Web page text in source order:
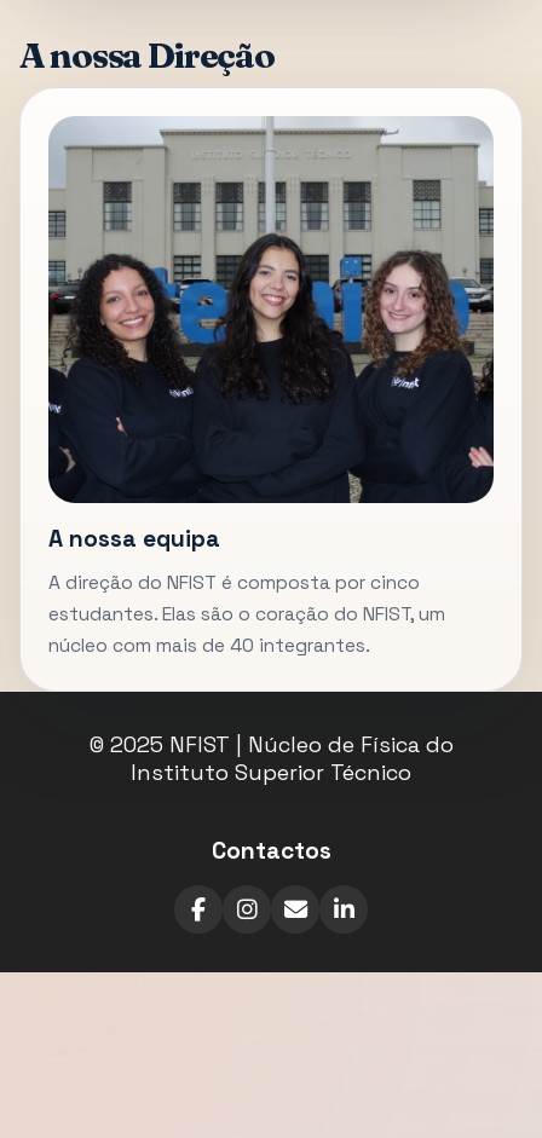
A nossa Direção
A nossa equipa
A direção do NFIST é composta por cinco
estudantes. Elas são o coração do NFIST, um
núcleo com mais de 40 integrantes.
© 2025 NFIST | Núcleo de Física do
Instituto Superior Técnico
Contactos